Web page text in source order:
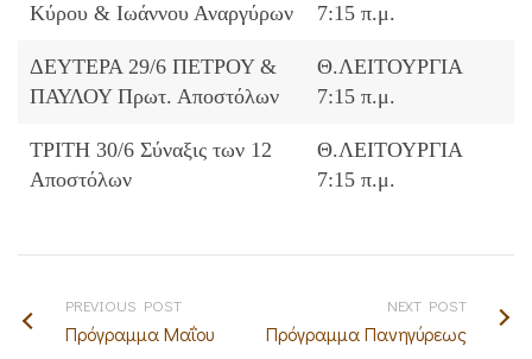
Κύρου & Ιωάννου Αναργύρων
7:15 π.μ.
ΔΕΥΤΕΡΑ 29/6 ΠΕΤΡΟΥ &
ΠΑΥΛΟΥ Πρωτ. Αποστόλων
Θ.ΛΕΙΤΟΥΡΓΙΑ
7:15 π.μ.
ΤΡΙΤΗ 30/6 Σύναξις των 12
Αποστόλων
Θ.ΛΕΙΤΟΥΡΓΙΑ
7:15 π.μ.
PREVIOUS POST
Πρόγραμμα Μαΐου
NEXT POST
Πρόγραμμα Πανηγύρεως